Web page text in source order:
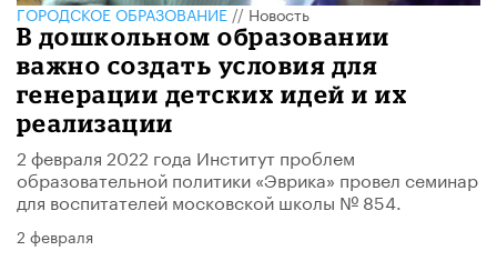
ГОРОДСКОЕ ОБРАЗОВАНИЕ//Новость
В дошкольном образовании
важно создать условия для
генерации детских идей и их
реализации
2 февраля 2022 года Институт проблем
образовательной политики «Эврика» провел семинар
для воспитателей московской школы № 854.
2 февраля